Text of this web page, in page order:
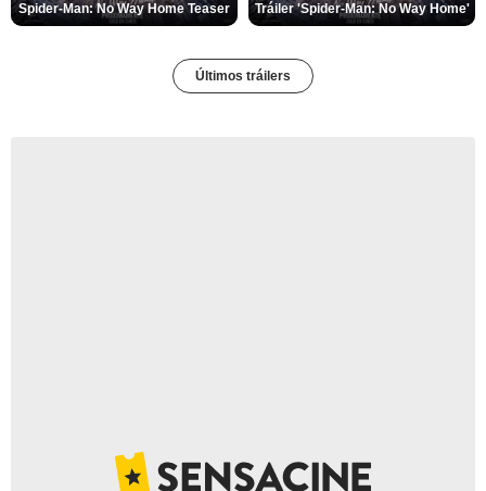
Spider-Man: No Way Home Teaser Tráiler 'Spider-Man: No Way Home'
Últimos tráilers